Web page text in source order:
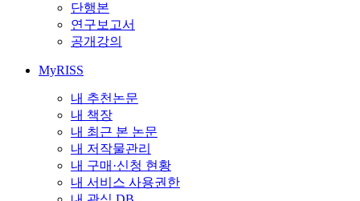
단행본
연구보고서
공개강의
MyRISS
내 추천논문
내 책장
내 최근 본 논문
내 저작물관리
내 구매·신청 현황
내 서비스 사용권한